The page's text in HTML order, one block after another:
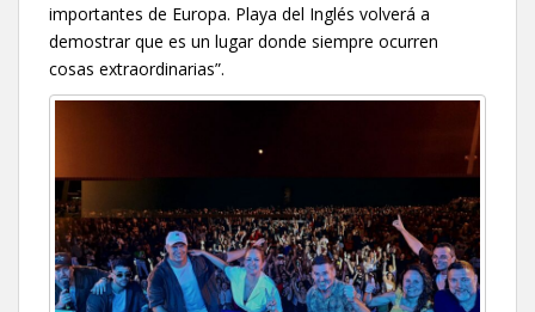
importantes de Europa. Playa del Inglés volverá a
demostrar que es un lugar donde siempre ocurren
cosas extraordinarias”.